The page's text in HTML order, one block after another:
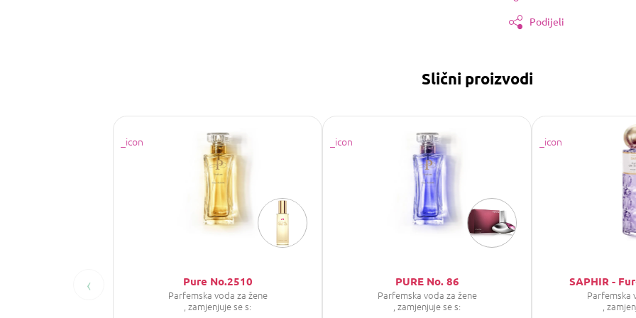
Podijeli
Slični proizvodi
‹ Pure No.2510
Parfemska voda za žene
, zamjenjuje se s:
PURE No. 86
Parfemska voda za žene
, zamjenjuje se s:
SAPHIR -
Parfemska
,